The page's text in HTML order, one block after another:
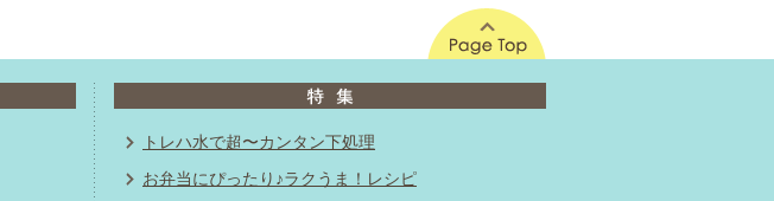
トレハ水で超〜カンタン下処理
お弁当にぴったり♪ラクうま！レシピ